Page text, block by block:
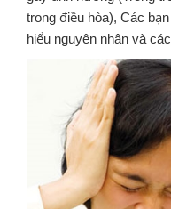
trong điều hòa), Các
hiểu nguyên nhân và